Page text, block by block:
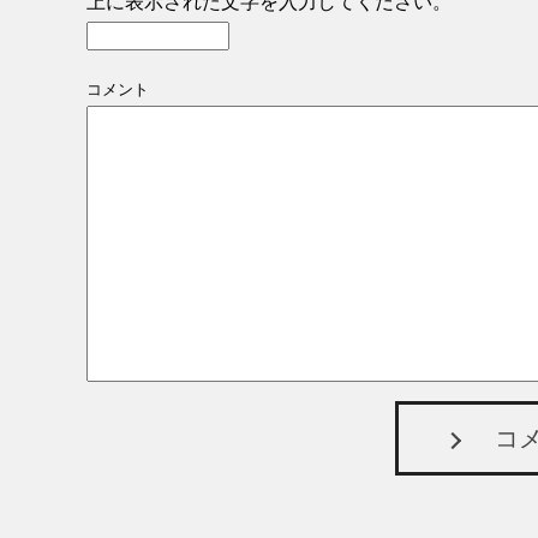
コメント
コ